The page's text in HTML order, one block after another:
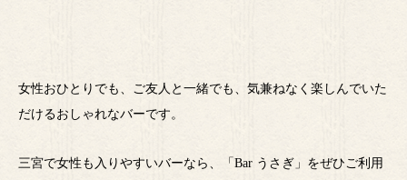
女性おひとりでも、ご友人と一緒でも、気兼ねなく楽しんでいた
だけるおしゃれなバーです。
三宮で女性も入りやすいバーなら、「Bar うさぎ」をぜひご利用